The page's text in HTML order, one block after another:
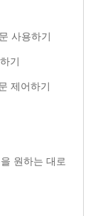
사용하기
기
제어하기
원하는 대로